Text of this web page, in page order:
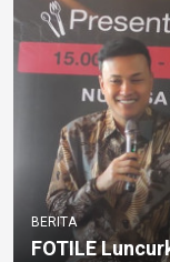
BERITA
FOTILE